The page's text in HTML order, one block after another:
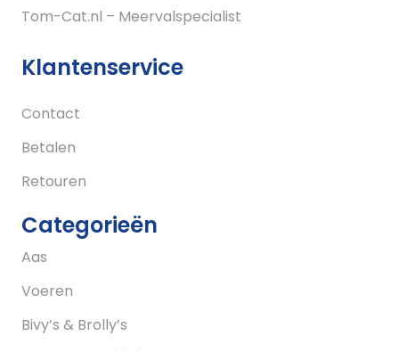
Tom-Cat.nl – Meervalspecialist
Klantenservice
Contact
Betalen
Retouren
Categorieën
Aas
Voeren
Bivy’s & Brolly’s